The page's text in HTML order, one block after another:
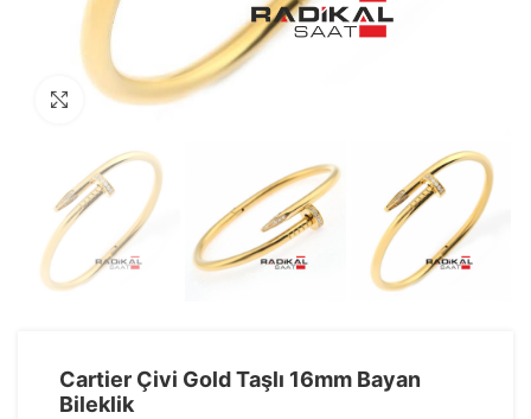
Görseli Büyütün
Cartier Çivi Gold Taşlı 16mm Bayan
Bileklik